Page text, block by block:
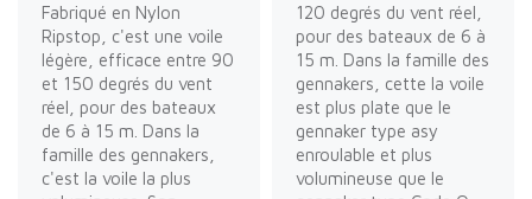
Fabriqué en Nylon
Ripstop, c'est une voile
légère, efficace entre 90
et 150 degrés du vent
réel, pour des bateaux
de 6 à 15 m. Dans la
famille des gennakers,
c'est la voile la plus
120 degrés du vent réel,
pour des bateaux de 6 à
15 m. Dans la famille des
gennakers, cette la voile
est plus plate que le
gennaker type asy
enroulable et plus
volumineuse que le